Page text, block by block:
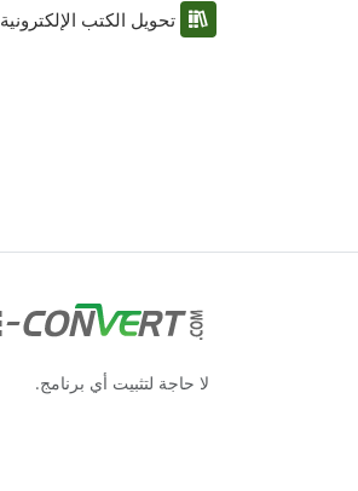
تحويل الكتب الإلكترونية
لا حاجة لتثبيت أي برنامج.